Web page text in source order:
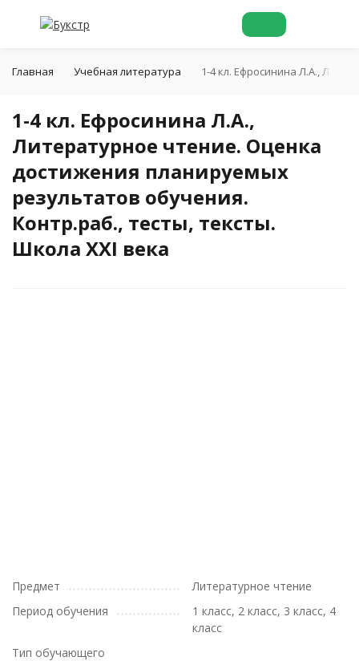
Главная Учебная литература 1-4 кл. Ефросинина Л.А.,
1-4 кл. Ефросинина Л.А.,
Литературное чтение. Оценка
достижения планируемых
результатов обучения.
Контр.раб., тесты, тексты.
Школа XXI века
Предмет
Литературное чтение
Период обучения
1 класс, 2 класс, 3 класс, 4
класс
Тип обучающего